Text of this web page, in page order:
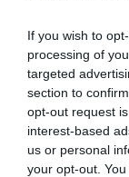
If you wish to
processing of
targeted
section to
opt-out request
interest-based
us or personal
your opt-out.